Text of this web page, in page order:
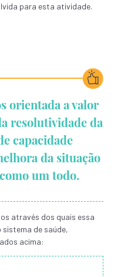
para esta atividade.
orientada a valor
resolutividade da
capacidade
da situação
um todo.
através dos quais essa
de saúde,
acima: